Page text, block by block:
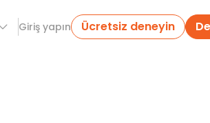
Giriş yapın Ücretsiz deneyin